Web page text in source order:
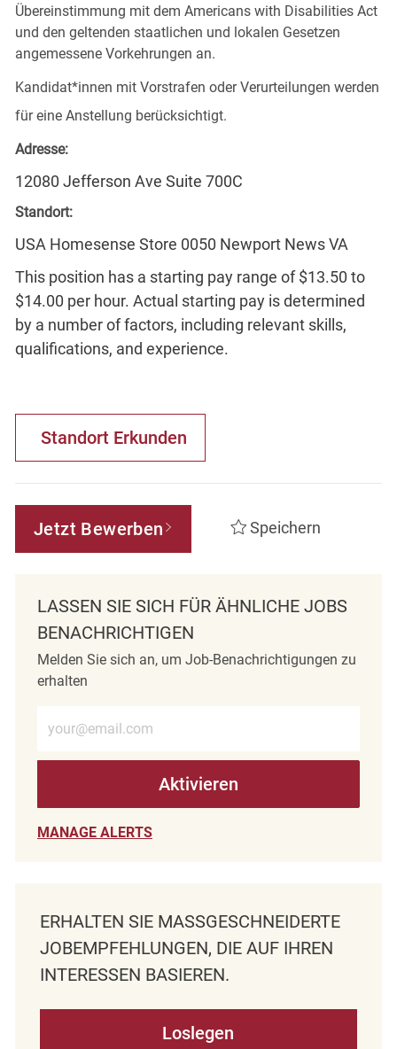
Übereinstimmung mit dem Americans with Disabilities Act
und den geltenden staatlichen und lokalen Gesetzen
angemessene Vorkehrungen an.
Kandidat*innen mit Vorstrafen oder Verurteilungen werden
für eine Anstellung berücksichtigt.
Adresse:
12080 Jefferson Ave Suite 700C
Standort:
USA Homesense Store 0050 Newport News VA
This position has a starting pay range of $13.50 to
$14.00 per hour. Actual starting pay is determined
by a number of factors, including relevant skills,
qualifications, and experience.
Standort Erkunden
Jetzt Bewerben Speichern
LASSEN SIE SICH FÜR ÄHNLICHE JOBS
BENACHRICHTIGEN
Melden Sie sich an, um Job-Benachrichtigungen zu
erhalten
Aktivieren
MANAGE ALERTS
ERHALTEN SIE MASSGESCHNEIDERTE J
OBEMPFEHLUNGEN, DIE AUF IHREN I
NTERESSEN BASIEREN.
Loslegen